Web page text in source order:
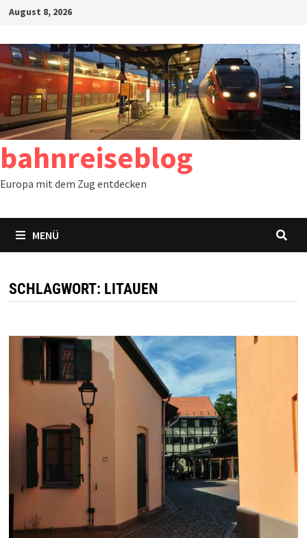
Zum
springen
August 8, 2026
bahnreiseblog
Europa mit dem Zug entdecken
MENÜ
SCHLAGWORT: LITAUEN